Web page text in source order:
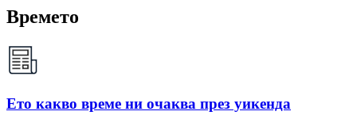
Времето
Ето какво време ни очаква през уикенда